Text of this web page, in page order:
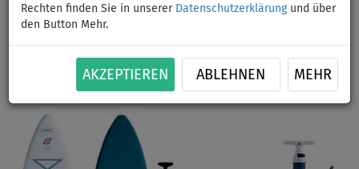
Rechten finden Sie in unserer Datenschutzerklärungund über
den Button Mehr.
AKZEPTIEREN ABLEHNEN MEHR
BIS
-3 %
PADDEL
INKL.
KARBON
PADDEL
BIS
VERSAND
Previous Next